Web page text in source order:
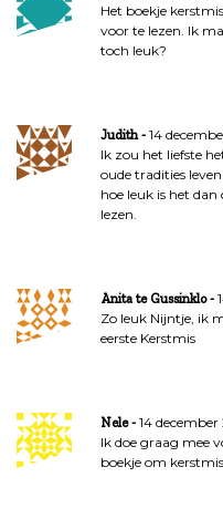
Het boekje
voor te lezen. Ik
toch leuk?
Judith
14
Ik zou het liefste
oude tradities
hoe leuk is het
lezen.
Anita te Gussinklo
Zo leuk Nijntje, ik
eerste Kerstmis
Nele
14 december
Ik doe graag mee
boekje om